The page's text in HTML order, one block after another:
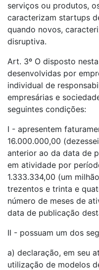
serviços ou produtos,
caracterizam startups
quando novos,
disruptiva.
Art. 3º O disposto
desenvolvidas por
individual de
empresárias e
seguintes condições:
I - apresentem
16.000.000,00
anterior ao da data de
em atividade por
1.333.334,00 (um
trezentos e trinta e
número de meses de
data de publicação
II - possuam um dos
a) declaração, em seu
utilização de modelos